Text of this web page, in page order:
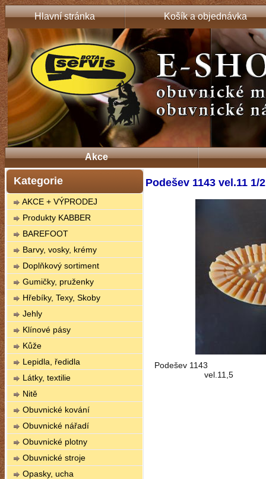
Hlavní stránka Košík a objednávka
Akce
Kategorie
AKCE + VÝPRODEJ
Produkty KABBER
BAREFOOT
Barvy, vosky, krémy
Doplňkový sortiment
Gumičky, pruženky
Hřebíky, Texy, Skoby
Jehly
Klínové pásy
Kůže
Lepidla, ředidla
Látky, textilie
Nitě
Obuvnické kování
Obuvnické nářadí
Obuvnické plotny
Obuvnické stroje
Opasky, ucha
Podešev 1143 vel.11 1/2
Podešev 1143
vel.11,5